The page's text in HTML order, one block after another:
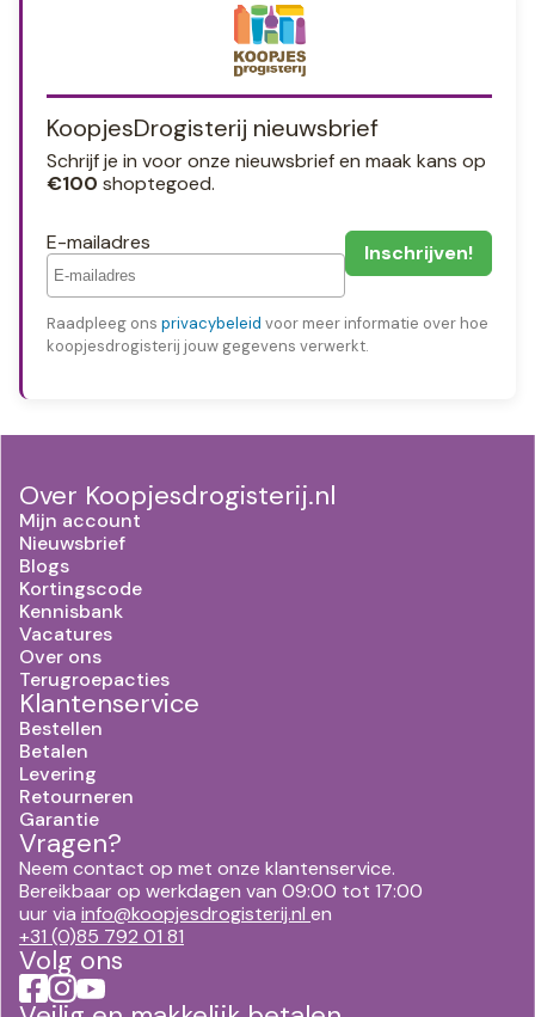
KoopjesDrogisterij nieuwsbrief
Schrijf je in voor onze nieuwsbrief en maak kans op
€100 shoptegoed.
E-mailadres
Raadpleeg ons privacybeleid voor meer informatie over hoe
koopjesdrogisterij jouw gegevens verwerkt.
Over Koopjesdrogisterij.nl
Mijn account
Nieuwsbrief
Blogs
Kortingscode
Kennisbank
Vacatures
Over ons
Terugroepacties
Klantenservice
Bestellen
Betalen
Levering
Retourneren
Garantie
Vragen?
Neem contact op met onze klantenservice.
Bereikbaar op werkdagen van 09:00 tot 17:00
uur via info@koopjesdrogisterij.nl en
+31 (0)85 792 01 81
Volg ons